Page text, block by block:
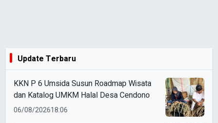
Update Terbaru
KKN P 6 Umsida Susun Roadmap Wisata
dan Katalog UMKM Halal Desa Cendono
06/08/202618:06